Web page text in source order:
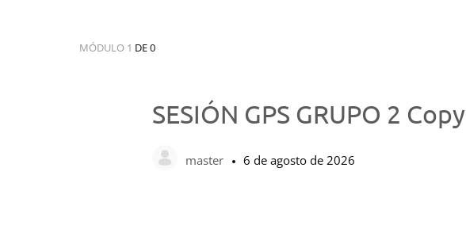
MÓDULO 1 DE 0
SESIÓN GPS GRUPO 2 Copy
master 6 de agosto de 2026